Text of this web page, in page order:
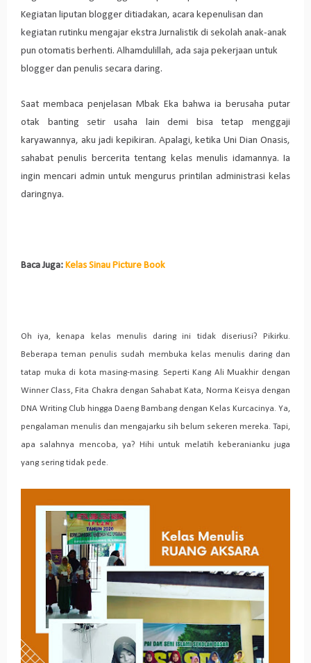
Kegiatan liputan blogger ditiadakan, acara kepenulisan dan
kegiatan rutinku mengajar ekstra Jurnalistik di sekolah anak-anak
pun otomatis berhenti. Alhamdulillah, ada saja pekerjaan untuk
blogger dan penulis secara daring.
Saat membaca penjelasan Mbak Eka bahwa ia berusaha putar
otak banting setir usaha lain demi bisa tetap menggaji
karyawannya, aku jadi kepikiran. Apalagi, ketika Uni Dian Onasis,
sahabat penulis bercerita tentang kelas menulis idamannya. Ia
ingin mencari admin untuk mengurus printilan administrasi kelas
daringnya.
Baca Juga: Kelas Sinau Picture Book
Oh iya, kenapa kelas menulis daring ini tidak diseriusi? Pikirku.
Beberapa teman penulis sudah membuka kelas menulis daring dan
tatap muka di kota masing-masing. Seperti Kang Ali Muakhir dengan
Winner Class, Fita Chakra dengan Sahabat Kata, Norma Keisya dengan
DNA Writing Club hingga Daeng Bambang dengan Kelas Kurcacinya. Ya,
pengalaman menulis dan mengajarku sih belum sekeren mereka. Tapi,
apa salahnya mencoba, ya? Hihi untuk melatih keberanianku juga
yang sering tidak pede.